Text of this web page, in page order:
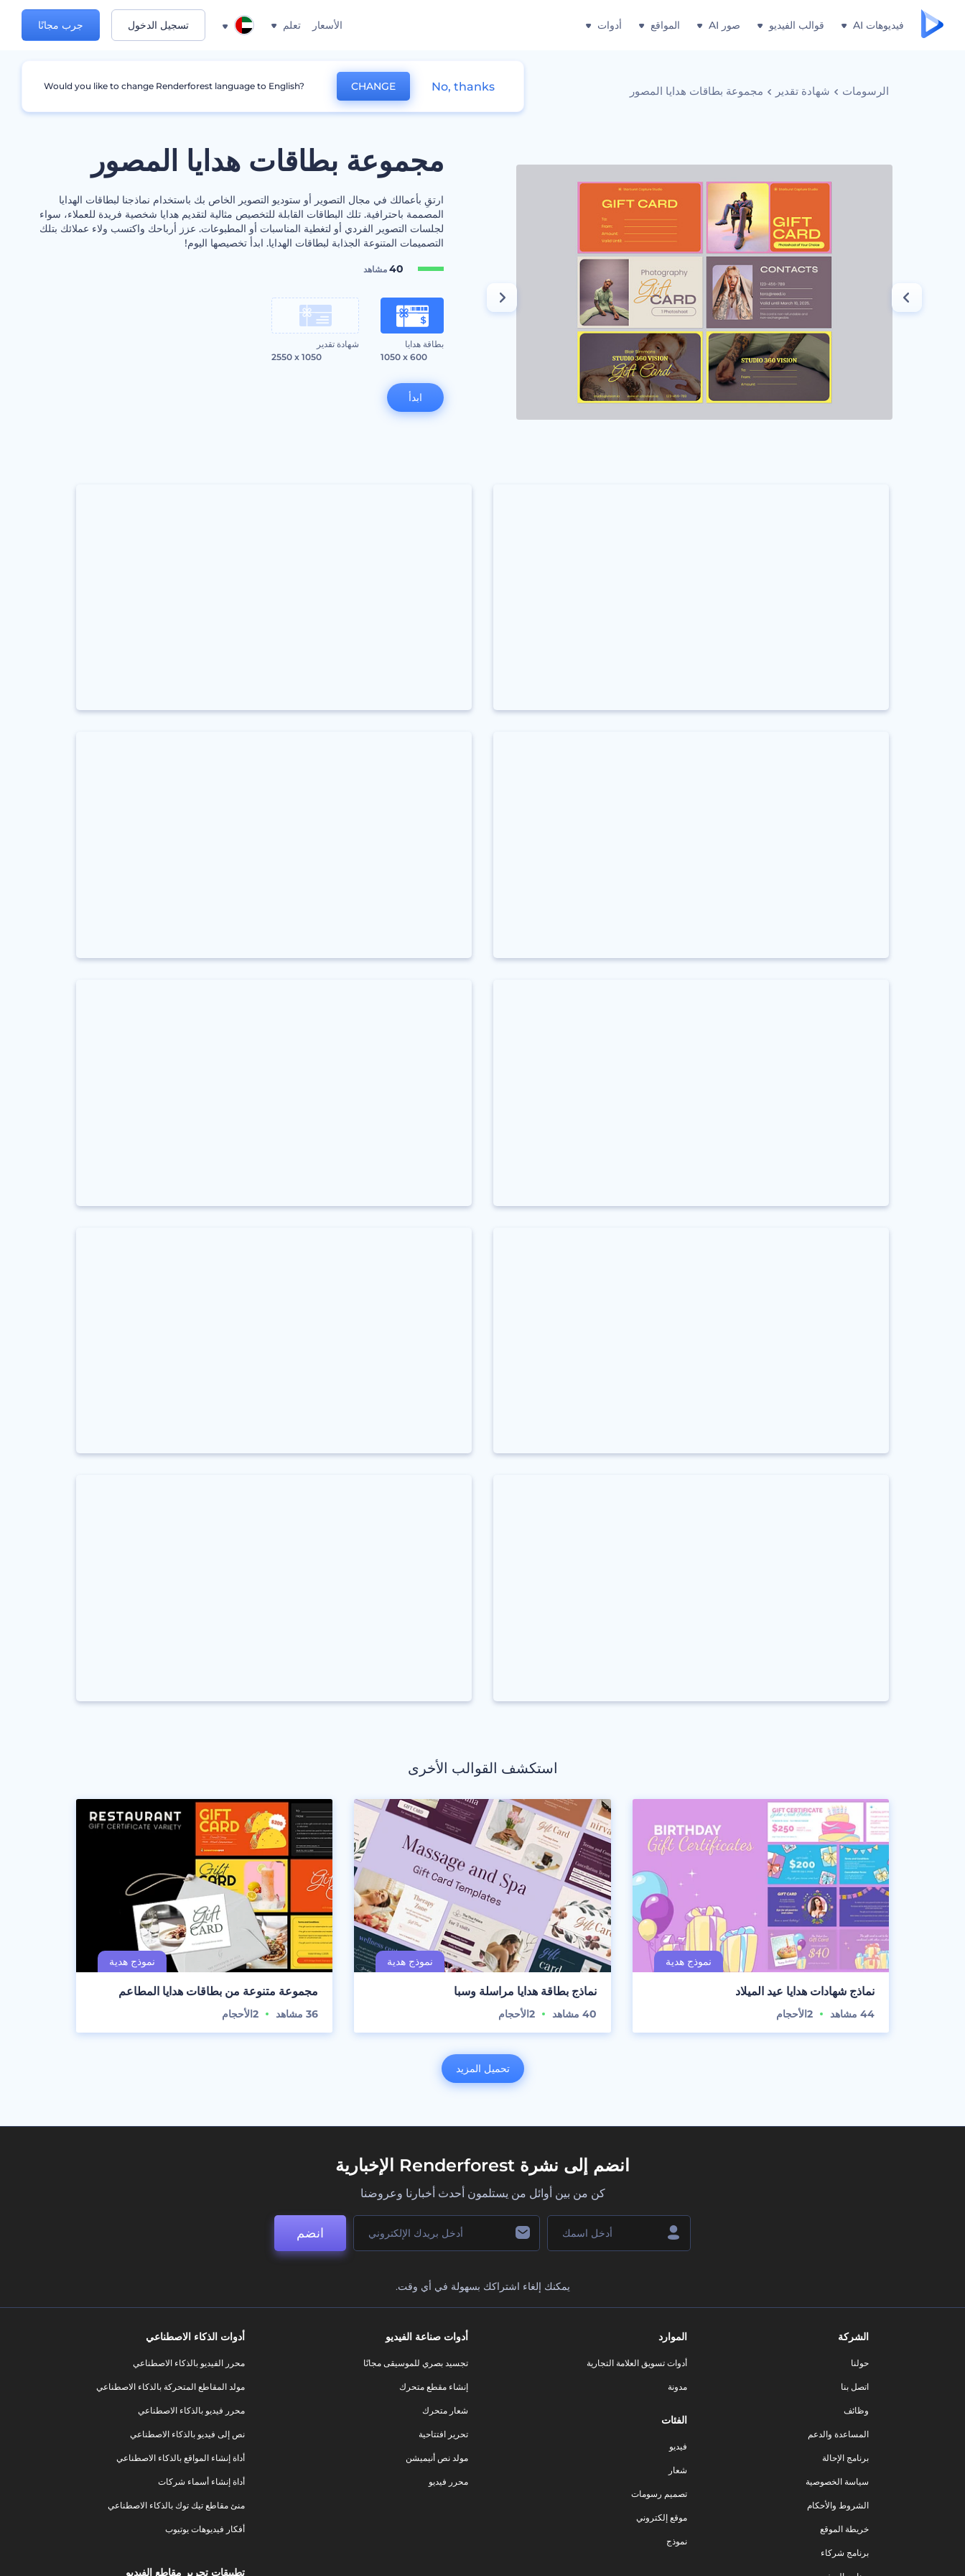
فيديوهات AI قوالب الفيديو صور AI المواقع أدوات الأسعار تعلم تسجيل الدخول جرب مجانًا
الرسومات شهادة تقدير مجموعة بطاقات هدايا المصور
مجموعة بطاقات هدايا المصور
ارتقِ بأعمالك في مجال التصوير أو ستوديو التصوير الخاص بك باستخدام نماذجنا لبطاقات الهدايا
المصممة باحترافية. تلك البطاقات القابلة للتخصيص مثالية لتقديم هدايا شخصية فريدة للعملاء، سواء
لجلسات التصوير الفردي أو لتغطية المناسبات أو المطبوعات. عزز أرباحك واكتسب ولاء عملائك بتلك
التصميمات المتنوعة الجذابة لبطاقات الهدايا. ابدأ تخصيصها اليوم!
40مشاهد
بطاقة هدايا
1050 x 600
شهادة تقدير
2550 x 1050
ابدأ
استكشف القوالب الأخرى
نماذج شهادات هدايا عيد الميلاد
44 مشاهد 2الأحجام
نماذج بطاقة هدايا مراسلة وسبا
40 مشاهد 2الأحجام
مجموعة متنوعة من بطاقات هدايا المطاعم
36مشاهد 2الأحجام
تحميل المزيد
انضم إلى نشرة Renderforest الإخبارية
كن من بين أوائل من يستلمون أحدث أخبارنا وعروضنا
انضم
يمكنك إلغاء اشتراكك بسهولة في أي وقت.
الشركة
حولنا
اتصل بنا
وظائف
المساعدة والدعم
برنامج الإحالة
سياسة الخصوصية
الشروط والأحكام
خريطة الموقع
برنامج شركاء
الموارد
أدوات تسويق العلامة التجارية
مدونة
الفئات
فيديو
شعار
تصميم رسومات
موقع إلكتروني
نموذج
أدوات صناعة الفيديو
تجسيد بصري للموسيقى مجانًا
إنشاء مقطع متحرك
شعار متحرك
تحرير افتتاحية
مولد نص أنيميشن
محرر فيديو
أدوات الذكاء الاصطناعي
محرر الفيديو بالذكاء الاصطناعي
مولد المقاطع المتحركة بالذكاء الاصطناعي
محرر فيديو بالذكاء الاصطناعي
نص إلى فيديو بالذكاء الاصطناعي
أداة إنشاء المواقع بالذكاء الاصطناعي
أداة إنشاء أسماء شركات
منئ مقاطع تيك توك بالذكاء الاصطناعي
أفكار فيديوهات يوتيوب
تطبيقات تحرير مقاطع الفيديو
Would you like to change Renderforest language to English? CHANGE No, thanks